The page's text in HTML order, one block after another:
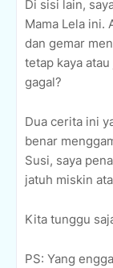
Di sisi lain,
Mama Lela ini.
dan gemar
tetap kaya
gagal?
Dua cerita ini
benar
Susi, saya
jatuh miskin
Kita tunggu
PS: Yang